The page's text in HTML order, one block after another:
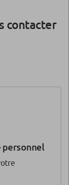
contacter
personnel